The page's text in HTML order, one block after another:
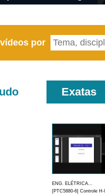
por
Exatas
ENG. ELÉTRICA...
[PTC5880-6] Controle